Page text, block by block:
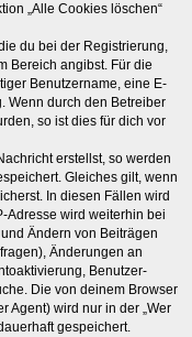
„Alle Cookies löschen“
du bei der Registrierung,
Bereich angibst. Für die
Benutzername, eine E-
Wenn durch den Betreiber
so ist dies für dich vor
erstellst, so werden
Gleiches gilt, wenn
In diesen Fällen wird
Adresse wird weiterhin bei
Ändern von Beiträgen
Änderungen an
Benutzer-
Die von deinem Browser
Agent) wird nur in der „Wer
gespeichert.